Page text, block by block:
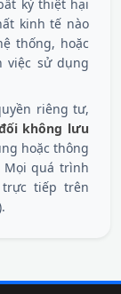
kỳ thiệt hại
kinh tế nào
thống, hoặc
việc sử dụng
riêng tư,
không lưu
hoặc thông
Mọi quá trình
tiếp trên